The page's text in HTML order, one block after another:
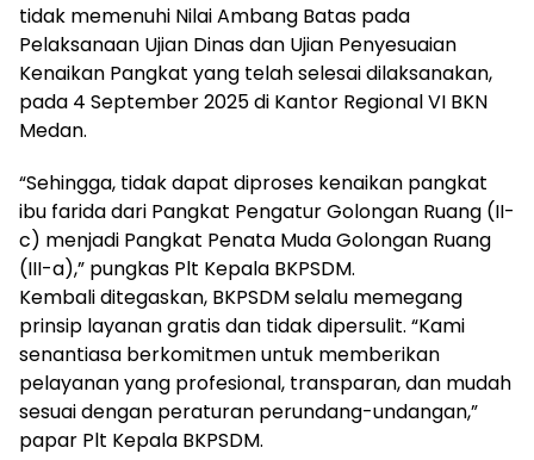
tidak memenuhi Nilai Ambang Batas pada
Pelaksanaan Ujian Dinas dan Ujian Penyesuaian
Kenaikan Pangkat yang telah selesai dilaksanakan,
pada 4 September 2025 di Kantor Regional VI BKN
Medan.
“Sehingga, tidak dapat diproses kenaikan pangkat
ibu farida dari Pangkat Pengatur Golongan Ruang (II-
c) menjadi Pangkat Penata Muda Golongan Ruang
(III-a),” pungkas Plt Kepala BKPSDM.
Kembali ditegaskan, BKPSDM selalu memegang
prinsip layanan gratis dan tidak dipersulit. “Kami
senantiasa berkomitmen untuk memberikan
pelayanan yang profesional, transparan, dan mudah
sesuai dengan peraturan perundang-undangan,”
papar Plt Kepala BKPSDM.